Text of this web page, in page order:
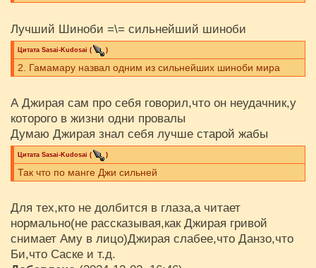
Лучший Шиноби =\= сильнейший шиноби
Цитата Sasai-Kudosai ( )
2. Гамамару назвал одним из сильнейших шиноби мира
А Джирая сам про себя говорил,что он неудачник,у
которого в жизни одни провалы
Думаю Джирая знал себя лучше старой жабы
Цитата Sasai-Kudosai ( )
Так что по манге Джи сильней
Для тех,кто не долбится в глаза,а читает
нормально(не рассказывая,как Джирая гривой
снимает Аму в лицо)Джирая слабее,что Данзо,что
Би,что Саске и т.д.